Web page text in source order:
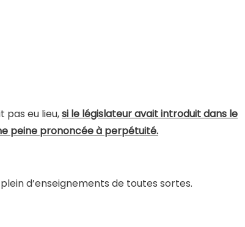
pas eu lieu,si le législateur avait introduit dans le
peine prononcée à perpétuité.
d’enseignements de toutes sortes.